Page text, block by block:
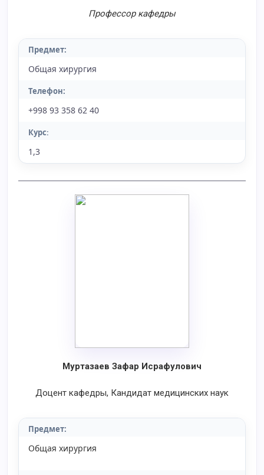
Профессор кафедры
Предмет:
Общая хирургия
Телефон:
+998 93 358 62 40
Курс:
1,3
Муртазаев Зафар Исрафулович
Доцент кафедры, Кандидат медицинских наук
Предмет:
Общая хирургия